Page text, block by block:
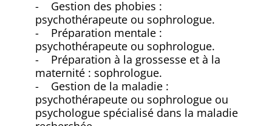
- Gestion des phobies :
psychothérapeute ou sophrologue.
- Préparation mentale :
psychothérapeute ou sophrologue.
- Préparation à la grossesse et à la
maternité : sophrologue.
- Gestion de la maladie :
psychothérapeute ou sophrologue ou
psychologue spécialisé dans la maladie